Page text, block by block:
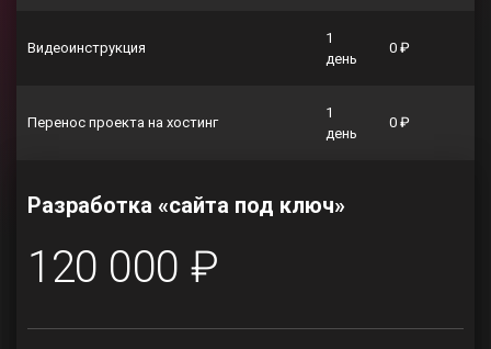
Видеоинструкция
1
день
0 ₽
Перенос проекта на хостинг
1
день
0 ₽
Разработка «сайта под ключ»
120 000 ₽